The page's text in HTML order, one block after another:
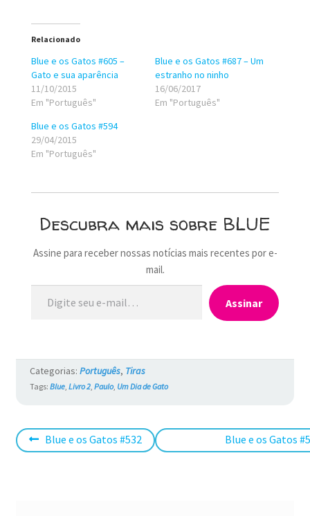
Relacionado
Blue e os Gatos #605 –
Gato e sua aparência
11/10/2015
Em "Português"
Blue e os Gatos #687 – Um
estranho no ninho
16/06/2017
Em "Português"
Blue e os Gatos #594
29/04/2015
Em "Português"
Descubra mais sobre BLUE
Assine para receber nossas notícias mais recentes por e-
mail.
Digite seu e-mail…
Assinar
Categorias: Português, Tiras
Tags: Blue, Livro 2, Paulo, Um Dia de Gato
Navegação
Post
Blue e os Gatos #532
Próximo
Blue e os Gatos